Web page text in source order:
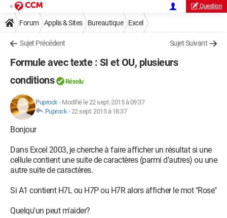
Question
Forum Applis & Sites Bureautique Excel
Sujet Précédent Sujet Suivant
Formule avec texte : SI et OU, plusieurs
conditions
Résolu
Puprock- Modifié le 22 sept. 2015 à 09:37
Puprock-22 sept. 2015 à 18:37
Bonjour
Dans Excel 2003, je cherche à faire afficher un résultat si une
cellule contient une suite de caractères (parmi d'autres) ou une
autre suite de caractères.
Si A1 contient H7L ou H7P ou H7R alors afficher le mot "Rose"
Quelqu'un peut m'aider?